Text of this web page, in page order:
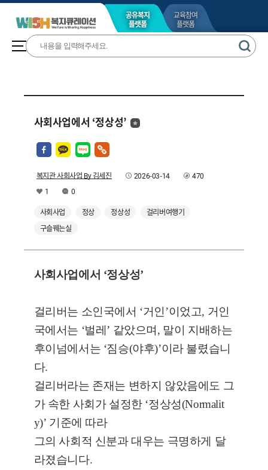
공유복지
플랫폼
교육참여
플랫폼
사회사업에서 ‘정상성’
복지관 사회사업 By 김세진 2026-03-14
470
1
0
사회사업
정상 정상성
걸리버여행기
구슬꿰는실
사회사업에서 ‘정상성’
걸리버는 소인국에서 ‘거인’이었고, 거인
국에서는 ‘벌레’ 같았으며, 말이 지배하는
후이넘에서는 ‘짐승(야후)’이라 불렸습니
다.
걸리버라는 존재는 변하지 않았음에도 그
가 속한 사회가 설정한 ‘정상성(Normalit
y)’ 기준에 따라
그의 사회적 신분과 대우는 극명하게 달
라졌습니다.